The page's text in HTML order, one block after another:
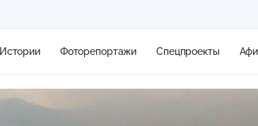
Истории Фоторепортажи Спецпроекты